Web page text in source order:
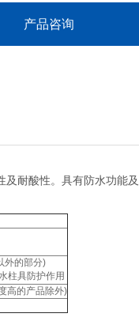
产品咨询
耐酸性。具有防水功能及
外的部分)
柱具防护作用
高的产品除外)